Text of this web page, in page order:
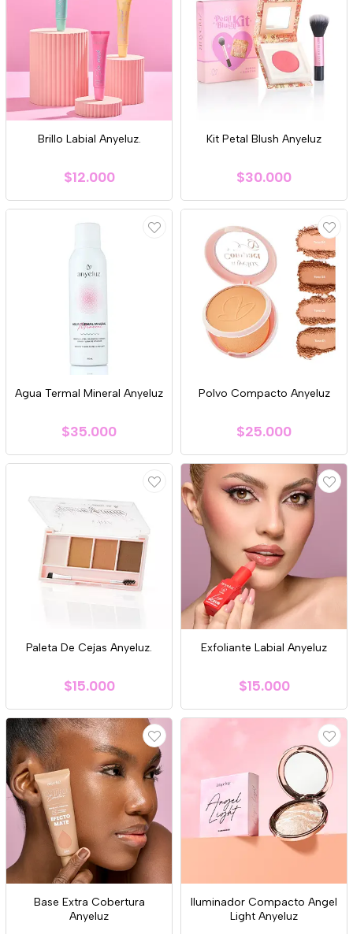
Brillo Labial Anyeluz.
$12.000
Kit Petal Blush Anyeluz
$30.000
Agua Termal Mineral Anyeluz
$35.000
Polvo Compacto Anyeluz
$25.000
Paleta De Cejas Anyeluz.
$15.000
Exfoliante Labial Anyeluz
$15.000
Base Extra Cobertura
Anyeluz
Iluminador Compacto Angel
Light Anyeluz